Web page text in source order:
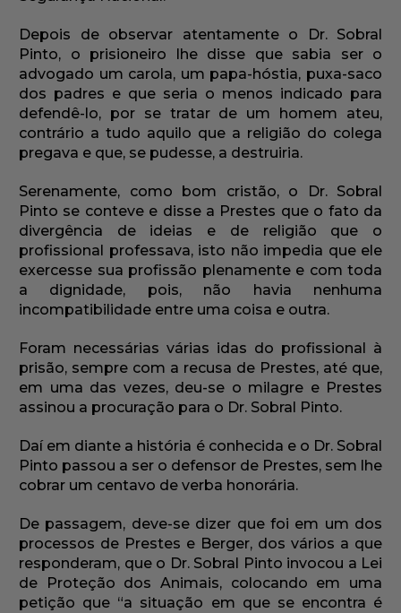
Depois de observar atentamente o Dr. Sobral
Pinto, o prisioneiro lhe disse que sabia ser o
advogado um carola, um papa-hóstia, puxa-saco
dos padres e que seria o menos indicado para
defendê-lo, por se tratar de um homem ateu,
contrário a tudo aquilo que a religião do colega
pregava e que, se pudesse, a destruiria.
Serenamente, como bom cristão, o Dr. Sobral
Pinto se conteve e disse a Prestes que o fato da
divergência de ideias e de religião que o
profissional professava, isto não impedia que ele
exercesse sua profissão plenamente e com toda
a dignidade, pois, não havia nenhuma
incompatibilidade entre uma coisa e outra.
Foram necessárias várias idas do profissional à
prisão, sempre com a recusa de Prestes, até que,
em uma das vezes, deu-se o milagre e Prestes
assinou a procuração para o Dr. Sobral Pinto.
Daí em diante a história é conhecida e o Dr. Sobral
Pinto passou a ser o defensor de Prestes, sem lhe
cobrar um centavo de verba honorária.
De passagem, deve-se dizer que foi em um dos
processos de Prestes e Berger, dos vários a que
responderam, que o Dr. Sobral Pinto invocou a Lei
de Proteção dos Animais, colocando em uma
petição que “a situação em que se encontra é